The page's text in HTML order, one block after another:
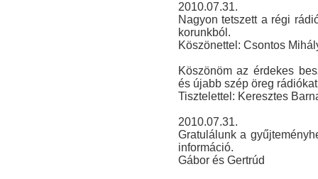
2010.07.31.
Nagyon tetszett a régi
korunkból.
Köszönettel: Csontos
Köszönöm az érdekes
és újabb szép öreg
Tisztelettel: Keresztes
2010.07.31.
Gratulálunk a
információ.
Gábor és Gertrúd